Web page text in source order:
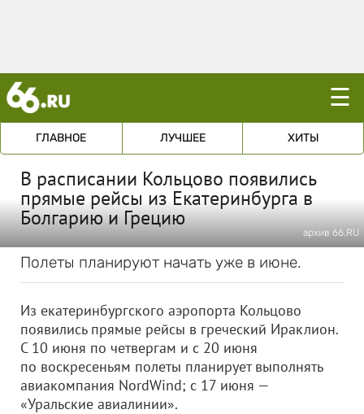
☰
ГЛАВНОЕ ЛУЧШЕЕ ХИТЫ
В расписании Кольцово появились
прямые рейсы из Екатеринбурга в
Болгарию и Грецию
архив 66.RU
Полеты планируют начать уже в июне.
Из екатеринбургского аэропорта Кольцово
появились прямые рейсы в греческий Ираклион.
С 10 июня по четвергам и с 20 июня
по воскресеньям полеты планирует выполнять
авиакомпания NordWind; с 17 июня —
«Уральские авиалинии».